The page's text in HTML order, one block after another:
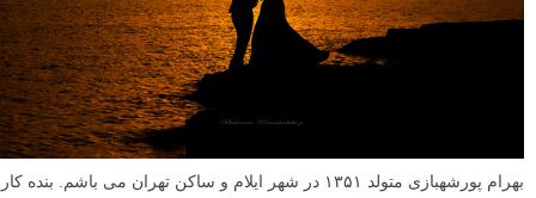
بهرام پورشهبازی متولد ۱۳۵۱ در شهر ایلام و ساکن تهران می باشم. بنده کار